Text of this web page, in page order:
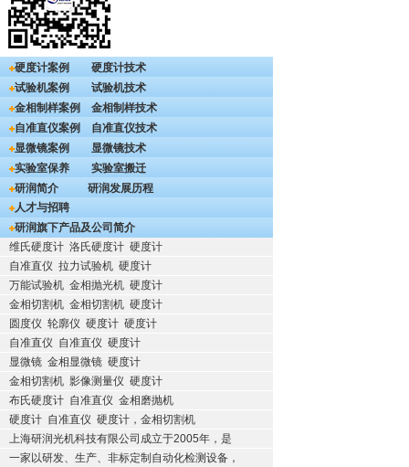
硬度计案例
硬度计技术
试验机案例
试验机技术
金相制样案例
金相制样技术
自准直仪案例
自准直仪技术
显微镜案例
显微镜技术
实验室保养
实验室搬迁
研润简介
研润发展历程
人才与招聘
研润旗下产品及公司简介
维氏硬度计 洛氏硬度计 硬度计
自准直仪 拉力试验机 硬度计
万能试验机 金相抛光机 硬度计
金相切割机 金相切割机 硬度计
圆度仪 轮廓仪 硬度计 硬度计
自准直仪 自准直仪 硬度计
显微镜 金相显微镜 硬度计
金相切割机 影像测量仪 硬度计
布氏硬度计 自准直仪 金相磨抛机
硬度计 自准直仪 硬度计，金相切割机
上海研润光机科技有限公司成立于2005年，是
一家以研发、生产、非标定制自动化检测设备，